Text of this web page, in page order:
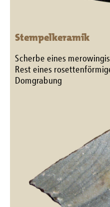
Stempelkeramik
Scherbe eines
Rest eines
Domgrabung